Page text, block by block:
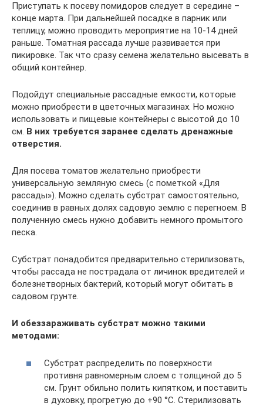
Приступать к посеву помидоров следует в середине –
конце марта. При дальнейшей посадке в парник или
теплицу, можно проводить мероприятие на 10-14 дней
раньше. Томатная рассада лучше развивается при
пикировке. Так что сразу семена желательно высевать в
общий контейнер.
Подойдут специальные рассадные емкости, которые
можно приобрести в цветочных магазинах. Но можно
использовать и пищевые контейнеры с высотой до 10
см. В них требуется заранее сделать дренажные
отверстия.
Для посева томатов желательно приобрести
универсальную земляную смесь (с пометкой «Для
рассады»). Можно сделать субстрат самостоятельно,
соединив в равных долях садовую землю с перегноем. В
полученную смесь нужно добавить немного промытого
песка.
Субстрат понадобится предварительно стерилизовать,
чтобы рассада не пострадала от личинок вредителей и
болезнетворных бактерий, который могут обитать в
садовом грунте.
И обеззараживать субстрат можно такими
методами:
Субстрат распределить по поверхности
противня равномерным слоем с толщиной до 5
см. Грунт обильно полить кипятком, и поставить
в духовку, прогретую до +90 °C. Стерилизовать